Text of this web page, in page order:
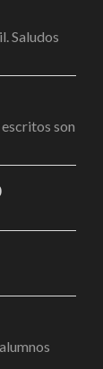
Saludos
son